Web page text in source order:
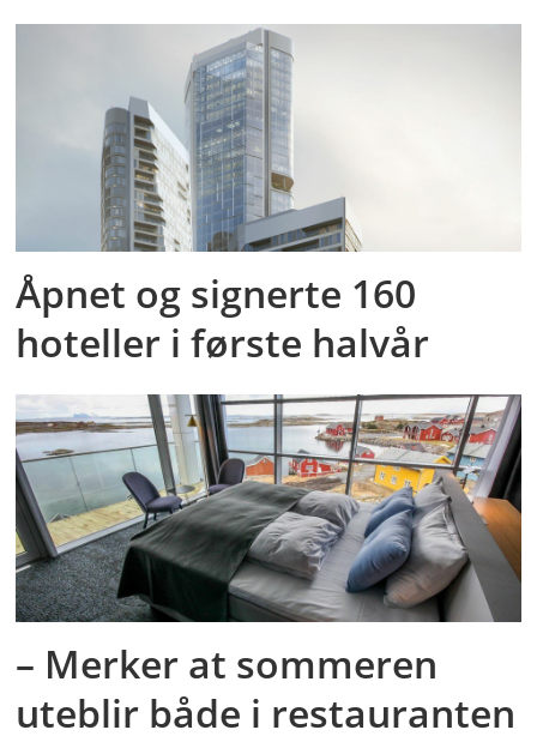
Åpnet og signerte 160
hoteller i første halvår
– Merker at sommeren
uteblir både i restauranten